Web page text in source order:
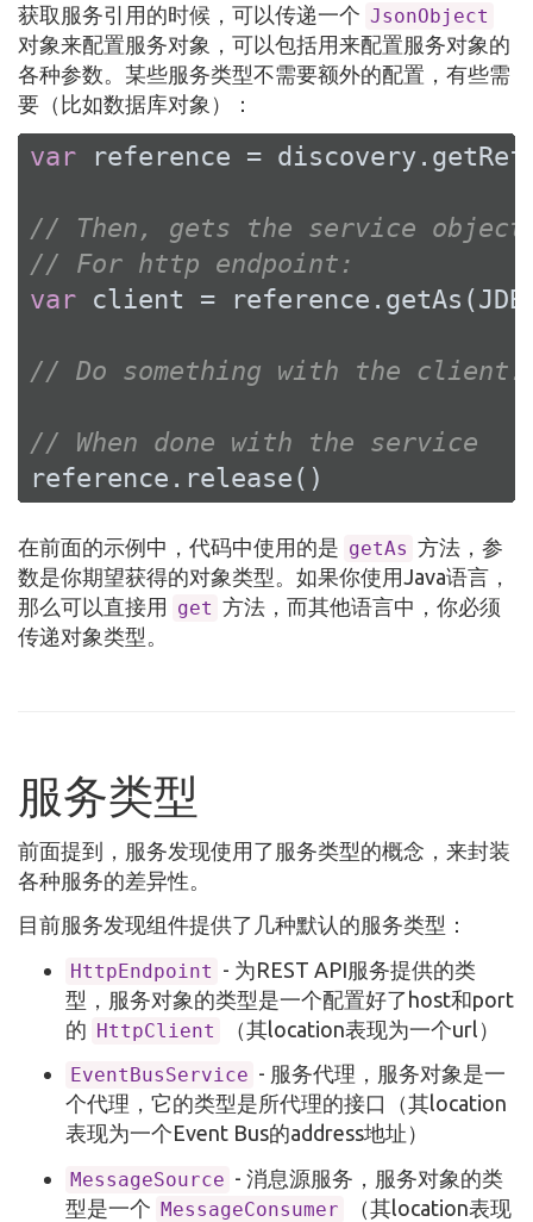
获取服务引用的时候，可以传递一个 JsonObject
对象来配置服务对象，可以包括用来配置服务对象的
各种参数。某些服务类型不需要额外的配置，有些需
要（比如数据库对象）：
var reference =
// Then, gets the service
// For http endpoint:
var client =
// Do something with the
// When done with the service
reference.release()
在前面的示例中，代码中使用的是 getAs 方法，参
数是你期望获得的对象类型。如果你使用Java语言，
那么可以直接用
get 方法，而其他语言中，你必须
传递对象类型。
服务类型
前面提到，服务发现使用了服务类型的概念，来封装
各种服务的差异性。
目前服务发现组件提供了几种默认的服务类型：
HttpEndpoint - 为REST API服务提供的类
型，服务对象的类型是一个配置好了host和port
的 HttpClient （其location表现为一个url）
EventBusService - 服务代理，服务对象是一
个代理，它的类型是所代理的接口（其location
表现为一个Event Bus的address地址）
MessageSource - 消息源服务，服务对象的类
型是一个 MessageConsumer
（其location表现